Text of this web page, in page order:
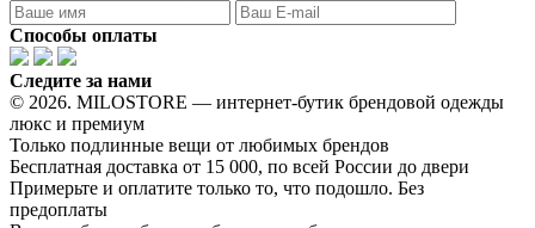
Способы оплаты
Следите за нами
© 2026. MILOSTORE — интернет-бутик брендовой одежды
люкс и премиум
Только подлинные вещи от любимых брендов
Бесплатная доставка от 15 000, по всей России до двери
Примерьте и оплатите только то, что подошло. Без
предоплаты